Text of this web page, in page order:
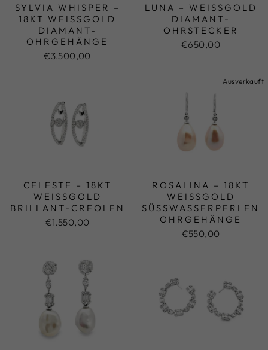
SYLVIA WHISPER –
18KT WEISSGOLD D
IAMANT-O
HRGEHÄNGE
€3.500,00
LUNA – WEISSGOLD D
IAMANT-O
HRSTECKER
€650,00
CELESTE – 18KT
WEISSGOLD B
RILLANT-CREOLEN
€1.550,00
Ausverkauft
ROSALINA – 18KT
WEISSGOLD S
ÜSSWASSERPERLEN OH
RGEHÄNGE
€550,00